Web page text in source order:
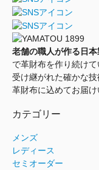
老舗の職人が作る日
で革財布を作り続けて
受け継がれた確かな技
革財布に込めてお届け
カテゴリー
メンズ
レディース
セミオーダー